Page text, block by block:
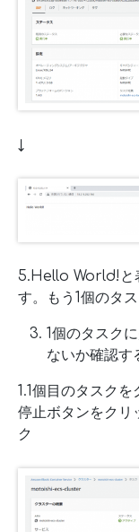
↓
5.Hello World!と
す。もう1個のタ
1個のタスク
ないか確認す
1.1個目のタスクを
停止ボタンをクリ
ク